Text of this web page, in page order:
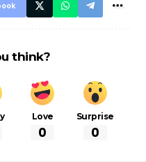
think?
Love
0
Surprise
0